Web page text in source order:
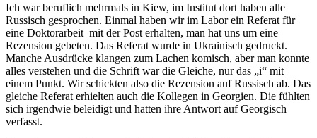
Ich war beruflich mehrmals in Kiew, im Institut dort haben alle
Russisch gesprochen. Einmal haben wir im Labor ein Referat für
eine Doktorarbeit mit der Post erhalten, man hat uns um eine
Rezension gebeten. Das Referat wurde in Ukrainisch gedruckt.
Manche Ausdrücke klangen zum Lachen komisch, aber man konnte
alles verstehen und die Schrift war die Gleiche, nur das
i
mit
einem Punkt. Wir schickten also die Rezension auf Russisch ab. Das
gleiche Referat erhielten auch die Kollegen in Georgien. Die fühlten
sich irgendwie beleidigt und hatten ihre Antwort auf Georgisch
verfasst.